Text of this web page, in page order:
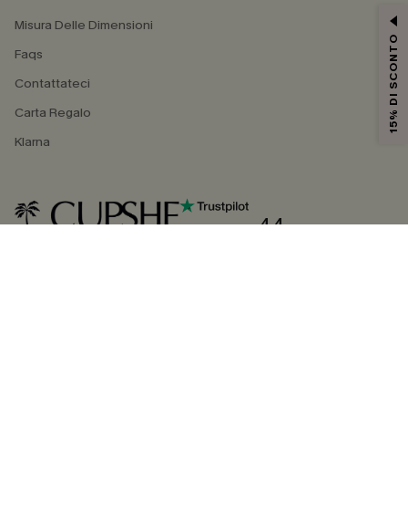
Misura Delle Dimensioni
Faqs
Contattateci
Carta Regalo
Klarna
4.4
15% DI SCONTO